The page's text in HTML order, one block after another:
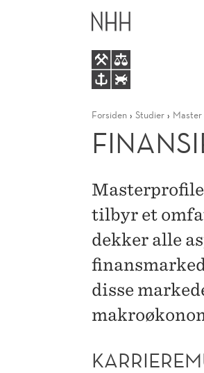
FINANSIELL
ØKONOMI
Forsiden Studier Master
tilbyr et
dekker alle
disse